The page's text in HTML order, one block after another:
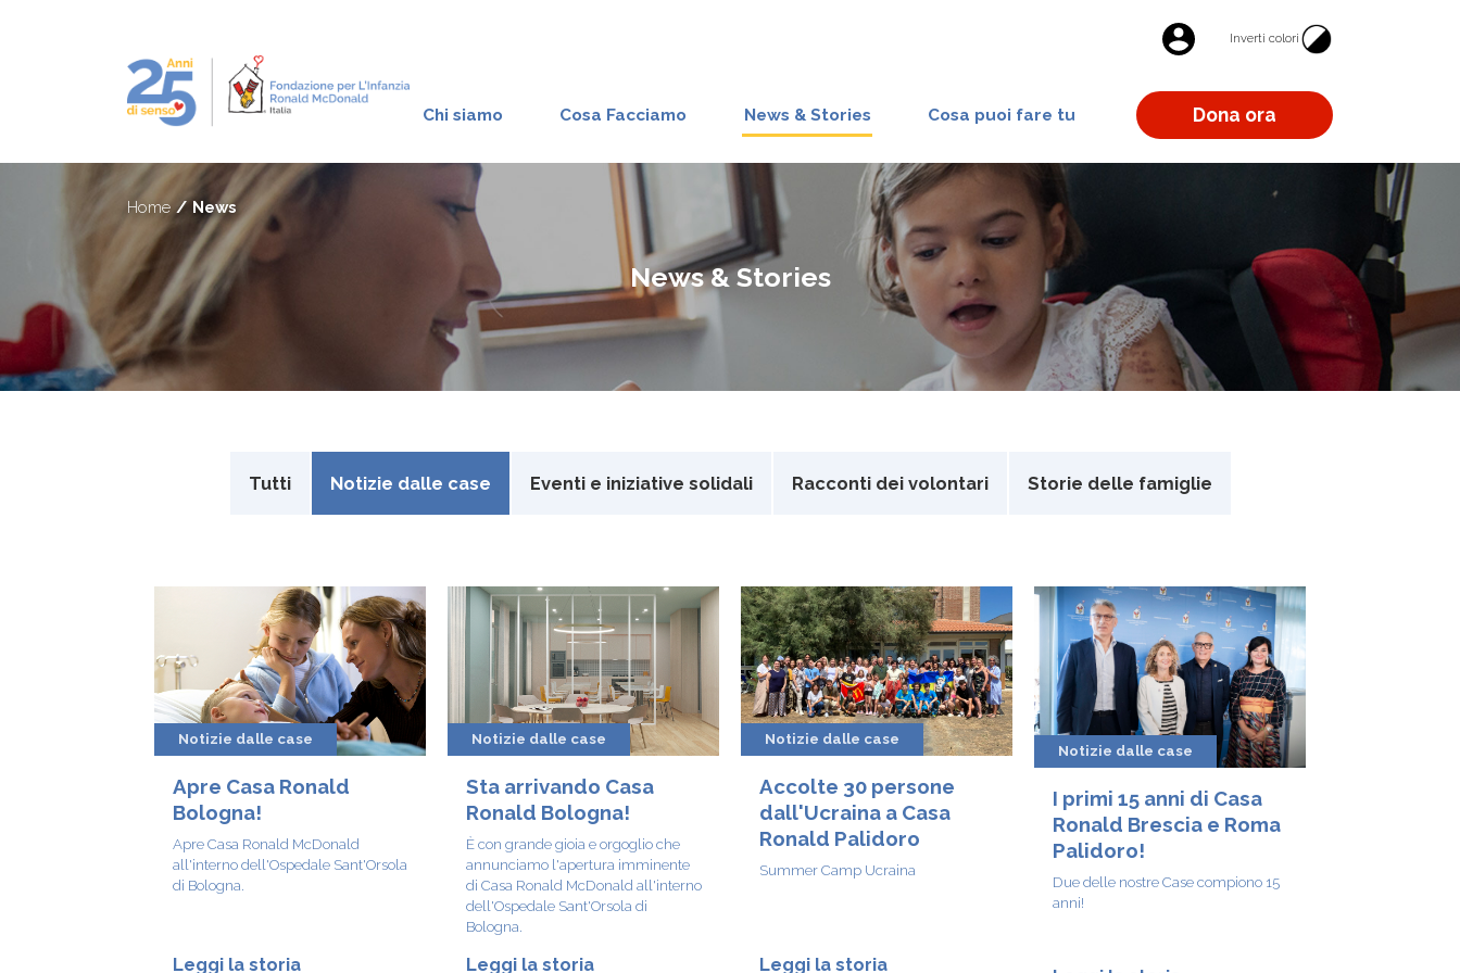
Inverti colori
Chi siamo Cosa Facciamo News & Stories Cosa puoi fare tu Dona ora
Home News
News & Stories
Tutti Notizie dalle case Eventi e iniziative solidali Racconti dei volontari Storie delle famiglie
Notizie dalle case
Apre Casa Ronald
Bologna!
Apre Casa Ronald McDonald
all'interno dell'Ospedale Sant'Orsola
di Bologna.
Leggi la storia
Notizie dalle case
Sta arrivando Casa
Ronald Bologna!
È con grande gioia e orgoglio che
annunciamo l'apertura imminente
di Casa Ronald McDonald all'interno
dell'Ospedale Sant'Orsola di
Bologna.
Leggi la storia
Notizie dalle case
Accolte 30 persone
dall'Ucraina a Casa
Ronald Palidoro
Summer Camp Ucraina
Leggi la storia
Notizie dalle case
I primi 15 anni di Casa
Ronald Brescia e Roma
Palidoro!
Due delle nostre Case compiono 15
anni!